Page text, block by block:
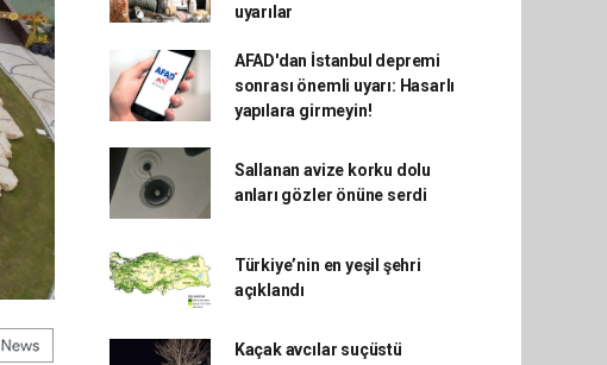
uyarılar
AFAD'dan İstanbul depremi
sonrası önemli uyarı: Hasarlı
yapılara girmeyin!
Sallanan avize korku dolu
anları gözler önüne serdi
Türkiye’nin en yeşil şehri
açıklandı
Kaçak avcılar suçüstü